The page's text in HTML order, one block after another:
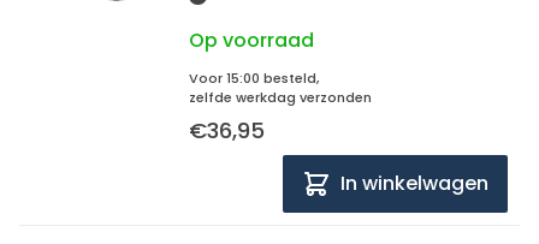
Op voorraad
Voor 15:00 besteld,
zelfde werkdag verzonden
€36,95
In winkelwagen